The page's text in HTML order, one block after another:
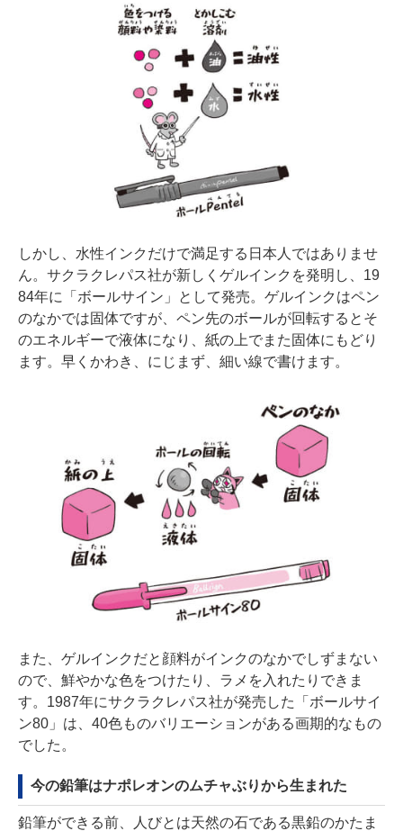
しかし、水性インクだけで満足する日本人ではありませ
ん。サクラクレパス社が新しくゲルインクを発明し、19
84年に「ボールサイン」として発売。ゲルインクはペン
のなかでは固体ですが、ペン先のボールが回転するとそ
のエネルギーで液体になり、紙の上でまた固体にもどり
ます。早くかわき、にじまず、細い線で書けます。
また、ゲルインクだと顔料がインクのなかでしずまない
ので、鮮やかな色をつけたり、ラメを入れたりできま
す。1987年にサクラクレパス社が発売した「ボールサイ
ン80」は、40色ものバリエーションがある画期的なもの
でした。
今の鉛筆はナポレオンのムチャぶりから生まれた
鉛筆ができる前、人びとは天然の石である黒鉛のかたま